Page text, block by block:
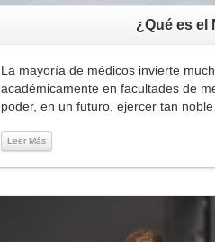
¿Qué es el
La mayoría de médicos invierte
académicamente en facultades de
poder, en un futuro, ejercer tan
Leer Más